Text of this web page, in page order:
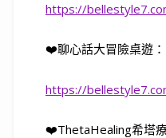
https://
❤️聊心話大冒險桌遊：
https://
❤️ThetaHealing希塔